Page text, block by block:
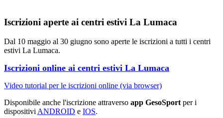
Iscrizioni aperte ai centri estivi La Lumaca
Dal 10 maggio al 30 giugno sono aperte le iscrizioni a tutti i centri
estivi La Lumaca.
Iscrizioni online ai centri estivi La Lumaca
Video tutorial per le iscrizioni online (via browser)
Disponibile anche l'iscrizione attraverso app GesoSport per i
dispositivi ANDROID e IOS.